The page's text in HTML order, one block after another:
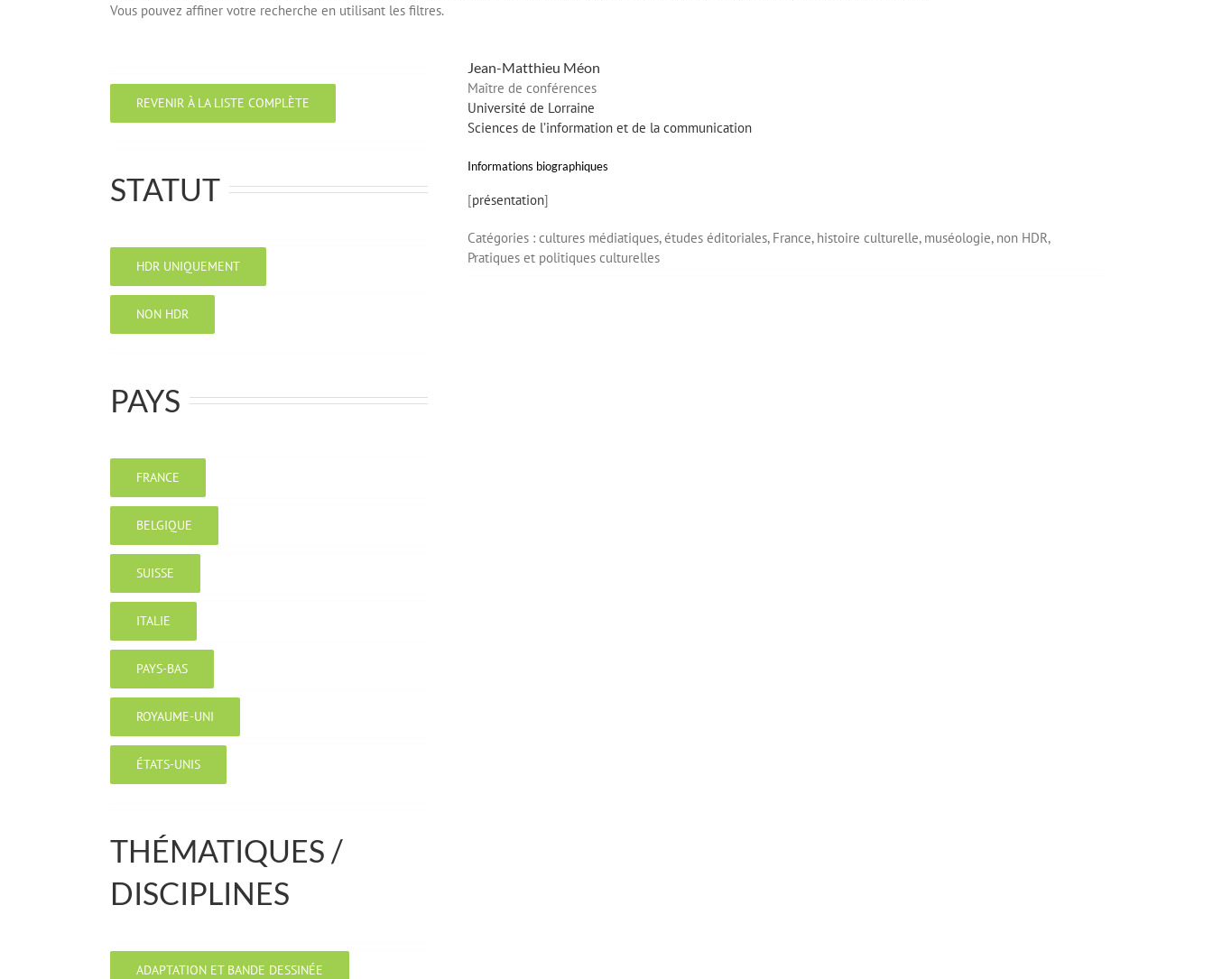
Vous pouvez affiner votre recherche en utilisant les filtres.
REVENIR À LA LISTE COMPLÈTE
STATUT
HDR UNIQUEMENT
NON HDR
PAYS
FRANCE
BELGIQUE
SUISSE
ITALIE
PAYS-BAS
ROYAUME-UNI
ÉTATS-UNIS
THÉMATIQUES /
DISCIPLINES
ADAPTATION ET BANDE DESSINÉE
Jean-Matthieu Méon
Maître de conférences
Université de Lorraine
Sciences de l’information et de la communication
Informations biographiques
[présentation]
Catégories : cultures médiatiques,études éditoriales, France, histoire culturelle, muséologie, non HDR,
Pratiques et politiques culturelles